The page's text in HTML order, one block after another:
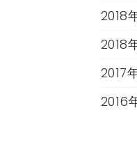
2018
2018
2017
2016